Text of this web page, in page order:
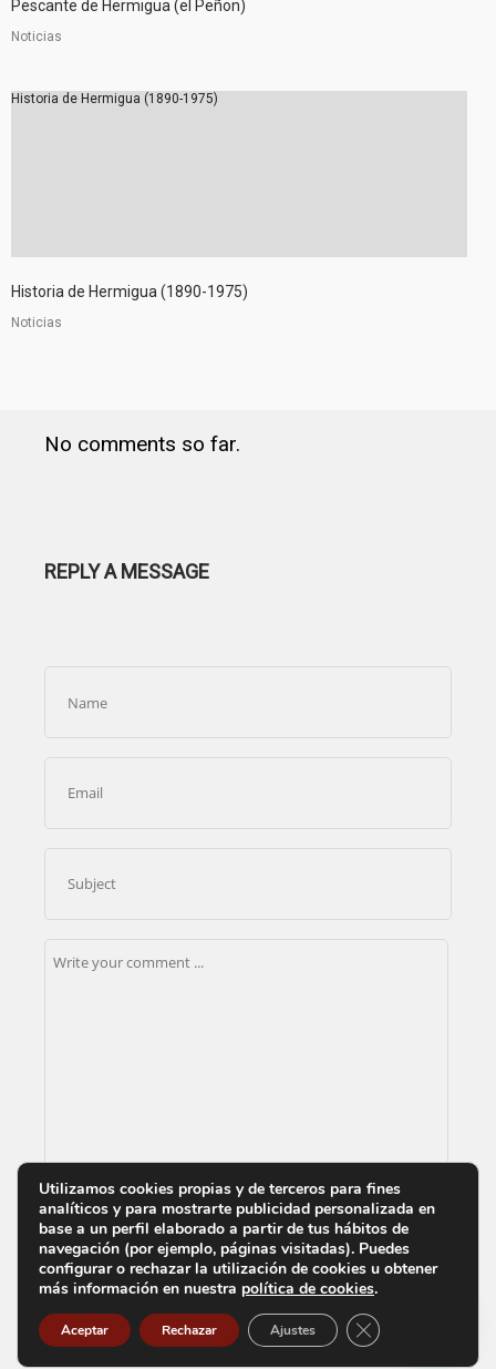
Pescante de Hermigua (el Peñon)
Noticias
Historia de Hermigua (1890-1975)
Historia de Hermigua (1890-1975)
Noticias
No comments so far.
REPLY A MESSAGE
Acepto lapolítica de privacidady las condiciones
de uso
Utilizamos cookies propias y de terceros para fines
analíticos y para mostrarte publicidad personalizada en
base a un perfil elaborado a partir de tus hábitos de
navegación (por ejemplo, páginas visitadas). Puedes
configurar o rechazar la utilización de cookies u obtener
más información en nuestra política de cookies.
Aceptar Rechazar Ajustes Cerrar el banner